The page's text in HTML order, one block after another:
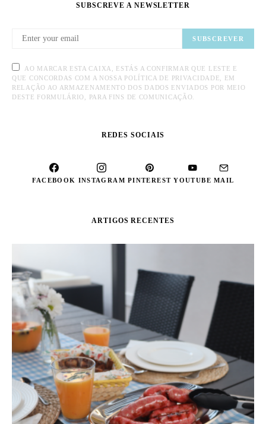
SUBSCREVE A NEWSLETTER
SUBSCREVER
AO MARCAR ESTA CAIXA, ESTÁS A CONFIRMAR QUE LESTE E
QUE CONCORDAS COM A NOSSA POLÍTICA DE PRIVACIDADE, EM
RELAÇÃO AO ARMAZENAMENTO DOS DADOS ENVIADOS POR MEIO
DESTE FORMULÁRIO, PARA FINS DE COMUNICAÇÃO.
REDES SOCIAIS
FACEBOOK INSTAGRAM PINTEREST YOUTUBE MAIL
ARTIGOS RECENTES